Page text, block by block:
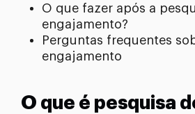
O que fazer após a
engajamento?
Perguntas frequentes
engajamento
O que é pesquisa